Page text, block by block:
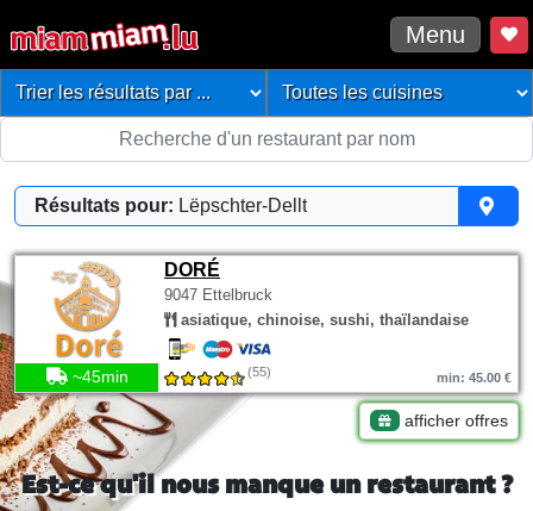
Menu
Résultats pour: Lëpschter-Dellt
DORÉ
9047 Ettelbruck
asiatique, chinoise, sushi, thaïlandaise
~45min (55) min: 45.00 €
afficher offres
Est-ce qu'il nous manque un restaurant ?